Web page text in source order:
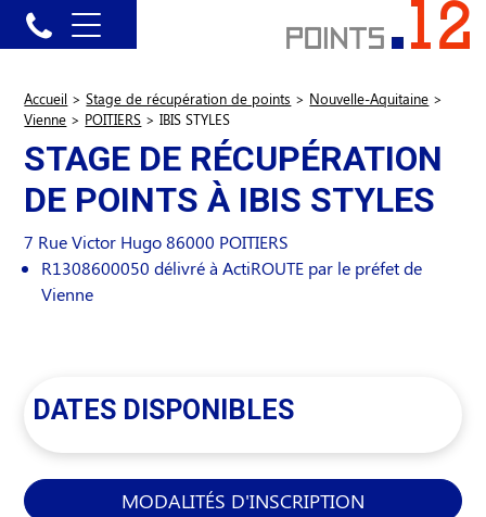
Accueil > Stage de récupération de points > Nouvelle-Aquitaine >
Vienne > POITIERS > IBIS STYLES
STAGE DE RÉCUPÉRATION
DE POINTS À IBIS STYLES
7 Rue Victor Hugo 86000 POITIERS
R1308600050 délivré à ActiROUTE par le préfet de
Vienne
DATES DISPONIBLES
MODALITÉS D'INSCRIPTION